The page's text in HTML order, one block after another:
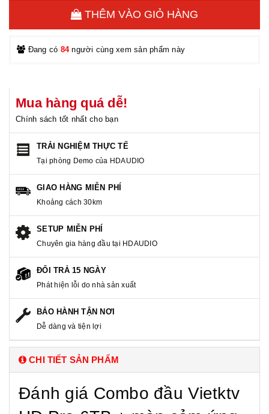
THÊM VÀO GIỎ HÀNG
Đang có 84người cùng xem sản phẩm này
Mua hàng quá dễ!
Chính sách tốt nhất cho bạn
TRẢI NGHIỆM THỰC TẾ
Tại phòng Demo của HDAUDIO
GIAO HÀNG MIỄN PHÍ
Khoảng cách 30km
SETUP MIỄN PHÍ
Chuyên gia hàng đầu tại HDAUDIO
ĐỔI TRẢ 15 NGÀY
Phát hiện lỗi do nhà sản xuất
BẢO HÀNH TẬN NƠI
Dễ dàng và tiện lợi
CHI TIẾT SẢN PHẨM
Đánh giá Combo đầu Vietktv